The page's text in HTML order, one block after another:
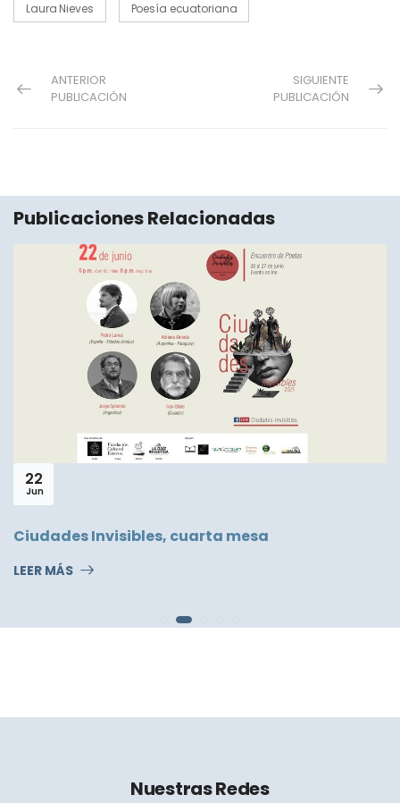
Laura Nieves Poesía ecuatoriana
ANTERIOR
PUBLICACIÓN
SIGUIENTE
PUBLICACIÓN
Publicaciones Relacionadas
LEER MÁS
Nuestras Redes